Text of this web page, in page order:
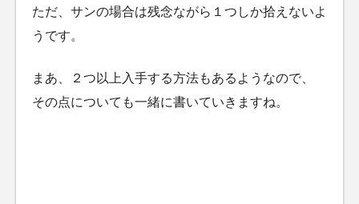
ただ、サンの場合は残念ながら１つしか拾えないよ
うです。
まあ、２つ以上入手する方法もあるようなので、
その点についても一緒に書いていきますね。